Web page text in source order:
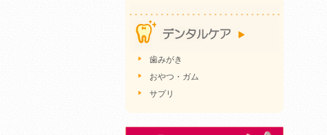
歯みがき
おやつ・ガム
サプリ